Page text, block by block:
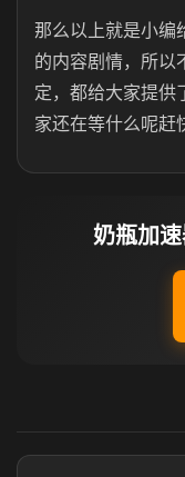
那么以上就是小编
的内容剧情，所以
定，都给大家提供
家还在等什么呢赶
奶瓶加